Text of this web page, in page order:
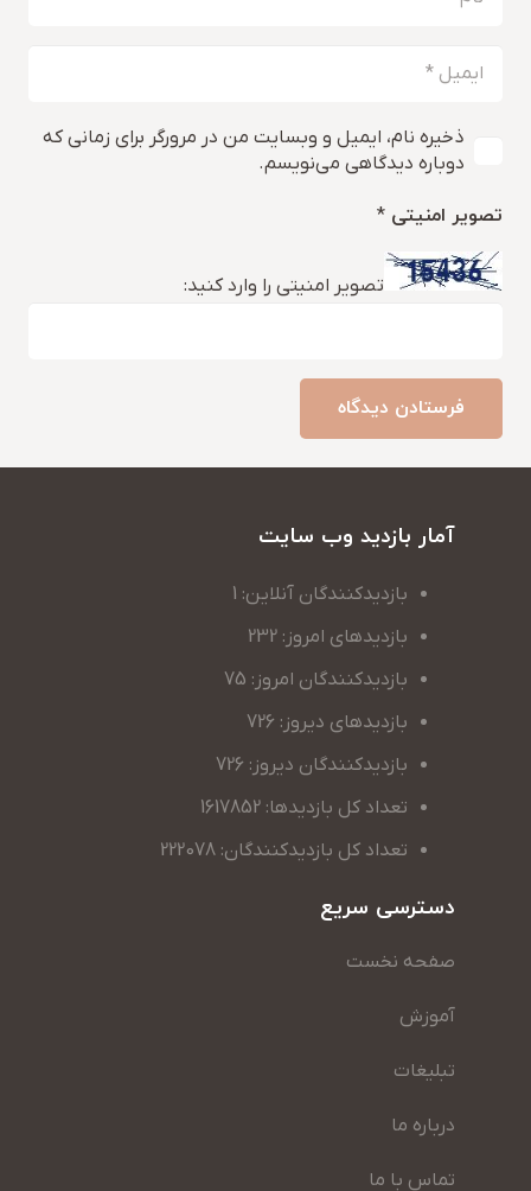
ذخیره نام، ایمیل و وبسایت من در مرورگر برای زمانی که
دوباره دیدگاهی می‌نویسم.
تصویر امنیتی *
تصویر امنیتی را وارد کنید:
فرستادن دیدگاه
آمار بازدید وب سایت
بازدیدکنندگان آنلاین: 1
بازدیدهای امروز: 232
بازدیدکنندگان امروز: 75
بازدیدهای دیروز: 726
بازدیدکنندگان دیروز: 726
تعداد کل بازدیدها: 1617852
تعداد کل بازدیدکنندگان: 222078
دسترسی سریع
صفحه نخست
آموزش
تبلیغات
درباره ما
تماس با ما